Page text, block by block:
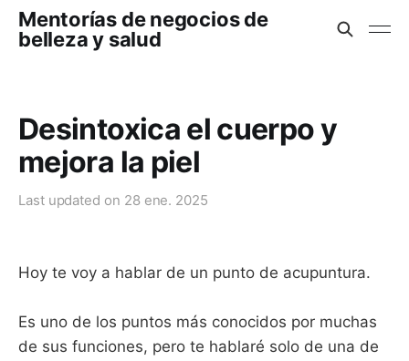
Mentorías de negocios de
belleza y salud
Desintoxica el cuerpo y
mejora la piel
Last updated on 28 ene. 2025
Hoy te voy a hablar de un punto de acupuntura.
Es uno de los puntos más conocidos por muchas
de sus funciones, pero te hablaré solo de una de